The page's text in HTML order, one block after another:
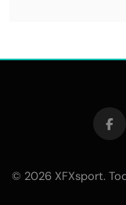
© 2026 XFXsport.